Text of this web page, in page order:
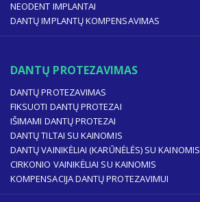
NEODENT IMPLANTAI
DANTŲ IMPLANTŲ KOMPENSAVIMAS
DANTŲ PROTEZAVIMAS
DANTŲ PROTEZAVIMAS
FIKSUOTI DANTŲ PROTEZAI
IŠIMAMI DANTŲ PROTEZAI
DANTŲ TILTAI SU KAINOMIS
DANTŲ VAINIKĖLIAI (KARŪNĖLĖS) SU KAINOMIS
CIRKONIO VAINIKĖLIAI SU KAINOMIS
KOMPENSACIJA DANTŲ PROTEZAVIMUI